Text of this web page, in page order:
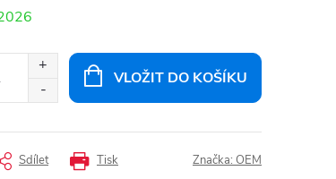
VLOŽIT DO KOŠÍKU
Tisk
Sdílet Značka: OEM